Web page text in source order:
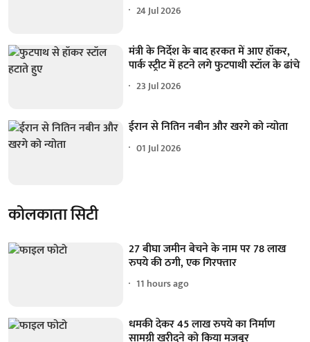
24 Jul 2026
मंत्री के निर्देश के बाद हरकत में आए हॉकर,
पार्क स्ट्रीट में हटने लगे फुटपाथी स्टॉल के ढांचे
23 Jul 2026
ईरान से नितिन नबीन और खरगे को न्योता
01 Jul 2026
कोलकाता सिटी
27 बीघा जमीन बेचने के नाम पर 78 लाख
रुपये की ठगी, एक गिरफ्तार
11 hours ago
धमकी देकर 45 लाख रुपये का निर्माण